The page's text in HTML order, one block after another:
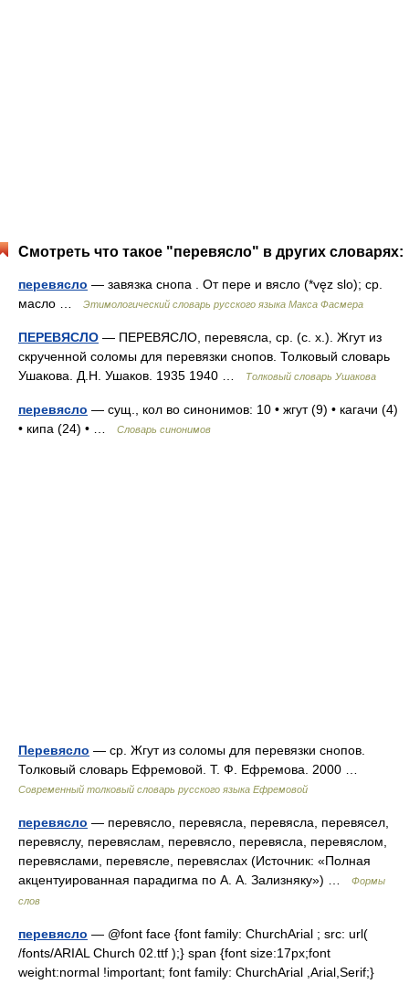
Смотреть что такое "перевясло" в других словарях:
перевясло — завязка снопа . От пере и вясло (*vęz slo); ср.
масло …
Этимологический словарь русского языка Макса Фасмера
ПЕРЕВЯСЛО — ПЕРЕВЯСЛО, перевясла, ср. (с. х.). Жгут из
скрученной соломы для перевязки снопов. Толковый словарь
Ушакова. Д.Н. Ушаков. 1935 1940 …
Толковый словарь Ушакова
перевясло — сущ., кол во синонимов: 10 • жгут (9) • кагачи (4)
• кипа (24) • …
Словарь синонимов
Перевясло — ср. Жгут из соломы для перевязки снопов.
Толковый словарь Ефремовой. Т. Ф. Ефремова. 2000 …
Современный толковый словарь русского языка Ефремовой
перевясло — перевясло, перевясла, перевясла, перевясел,
перевяслу, перевяслам, перевясло, перевясла, перевяслом,
перевяслами, перевясле, перевяслах (Источник: «Полная
акцентуированная парадигма по А. А. Зализняку») …
Формы
слов
перевясло — @font face {font family: ChurchArial ; src: url(
/fonts/ARIAL Church 02.ttf );} span {font size:17px;font
weight:normal !important; font family: ChurchArial ,Arial,Serif;}